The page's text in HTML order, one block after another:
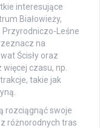
interesujące
Białowieży,
Przyrodniczo-Leśne
na
Ścisły oraz
czasu, np.
takie jak
rozciągnąć swoje
różnorodnych tras